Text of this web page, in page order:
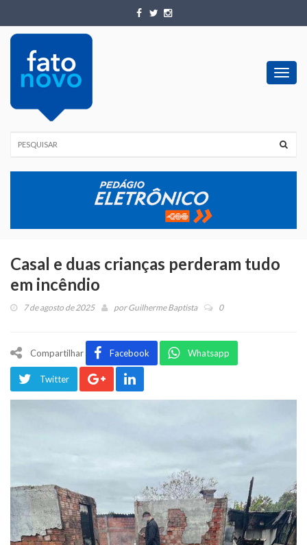
Casal e duas crianças perderam tudo
em incêndio
7 de agosto de 2025 porGuilherme Baptista 0
Compartilhar Facebook Whatsapp
Twitter